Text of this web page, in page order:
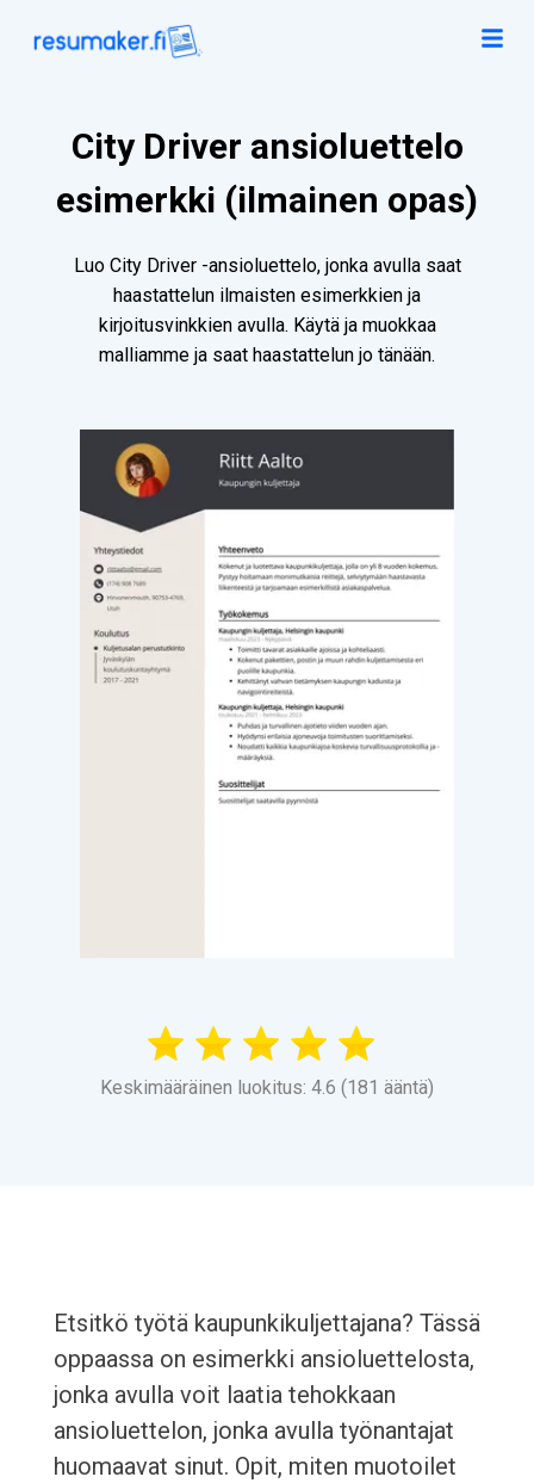
City Driver ansioluettelo
esimerkki (ilmainen opas)
Luo City Driver -ansioluettelo, jonka avulla saat
haastattelun ilmaisten esimerkkien ja
kirjoitusvinkkien avulla. Käytä ja muokkaa
malliamme ja saat haastattelun jo tänään.
Keskimääräinen luokitus: 4.6 (181 ääntä)
Etsitkö työtä kaupunkikuljettajana? Tässä
oppaassa on esimerkki ansioluettelosta,
jonka avulla voit laatia tehokkaan
ansioluettelon, jonka avulla työnantajat
huomaavat sinut. Opit, miten muotoilet